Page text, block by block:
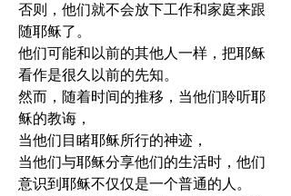
否则，他们就不会放下工作和家庭来跟
随耶稣了。
他们可能和以前的其他人一样，把耶稣
看作是很久以前的先知。
然而，随着时间的推移，当他们聆听耶
稣的教诲，
当他们目睹耶稣所行的神迹，
当他们与耶稣分享他们的生活时，他们
意识到耶稣不仅仅是一个普通的人。